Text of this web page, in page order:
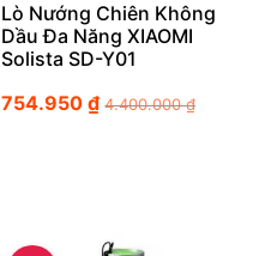
Lò Nướng Chiên Không
Dầu Đa Năng XIAOMI
Solista SD-Y01
754.950₫ 4.400.000₫